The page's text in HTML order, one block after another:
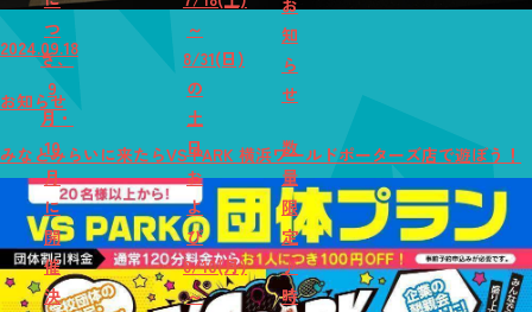
つ
き、
9
月・
10
月
に
開
催
決
～
8/31(日)
の
土
日
お
よ
び
8/10(月)
～
お
知
ら
せ
数
量
限
定
♪
時
2024.09.18
お知らせ
みなとみらいに来たらVS PARK 横浜ワールドポーターズ店で遊ぼう！